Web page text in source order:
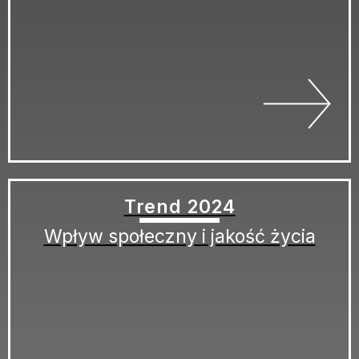
Trend 2024
Wpływ społeczny i jakość życia